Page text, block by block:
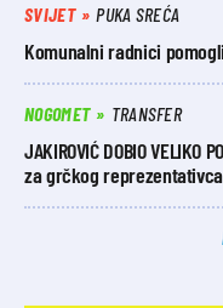
SVIJET PUKA SREĆA
Komunalni radnici
NOGOMET TRANSFER
JAKIROVIĆ DOBIO
za grčkog reprezentativca